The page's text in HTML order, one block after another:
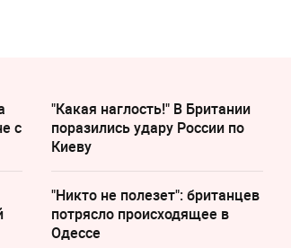
с
"Какая наглость!" В Британии
поразились удару России по
Киеву
"Никто не полезет": британцев
потрясло происходящее в
Одессе